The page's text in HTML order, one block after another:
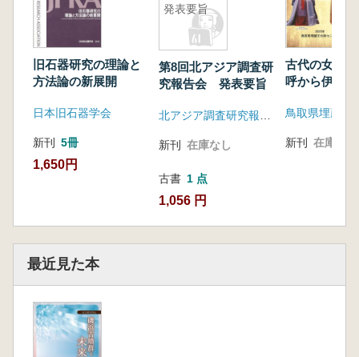
旧石器研究の理論と
方法論の新展開
日本旧石器学会
新刊 5冊
1,650円
発表要旨
第8回北アジア調査研
究報告会 発表要旨
新刊 在庫なし
古書 1 点
1,056 円
古代の女性
呼から伊福
新刊 在庫なし
最近見た本